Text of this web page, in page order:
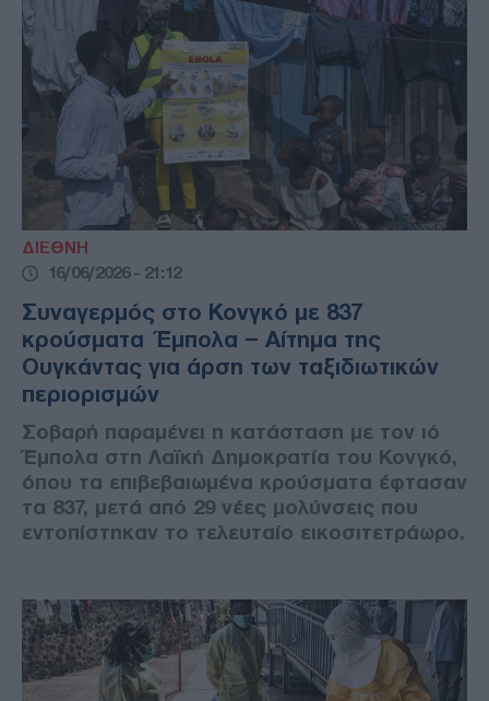
ΔΙΕΘΝΗ
16/06/2026 - 21:12
Συναγερμός στο Κονγκό με 837
κρούσματα Έμπολα – Αίτημα της
Ουγκάντας για άρση των ταξιδιωτικών
περιορισμών
Σοβαρή παραμένει η κατάσταση με τον ιό
Έμπολα στη Λαϊκή Δημοκρατία του Κονγκό,
όπου τα επιβεβαιωμένα κρούσματα έφτασαν
τα 837, μετά από 29 νέες μολύνσεις που
εντοπίστηκαν το τελευταίο εικοσιτετράωρο.